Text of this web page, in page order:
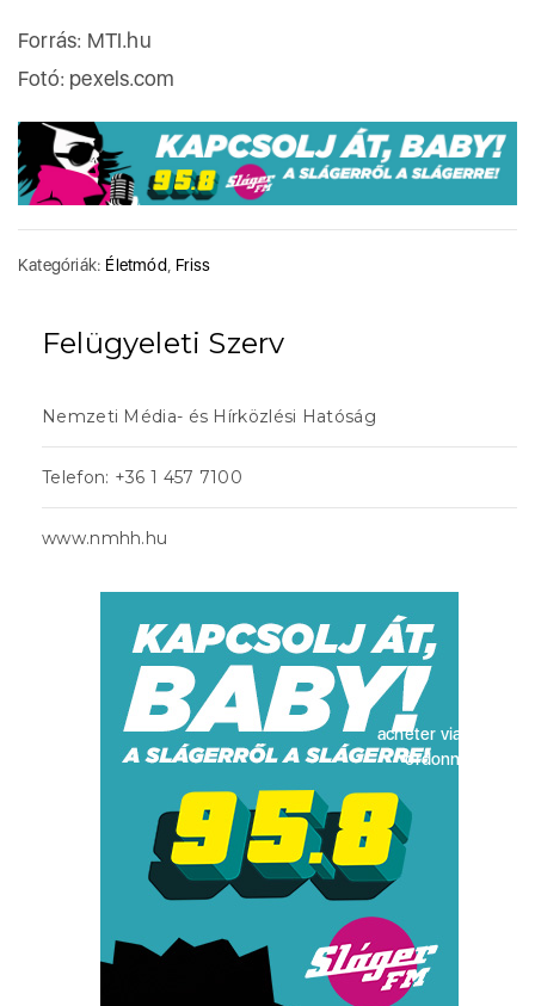
Forrás: MTI.hu
Fotó: pexels.com
Kategóriák: Életmód Friss
Felügyeleti Szerv
Nemzeti Média- és Hírközlési Hatóság
Telefon: +36 1 457 7100
www.nmhh.hu
acheter viagra sans
ordonnance